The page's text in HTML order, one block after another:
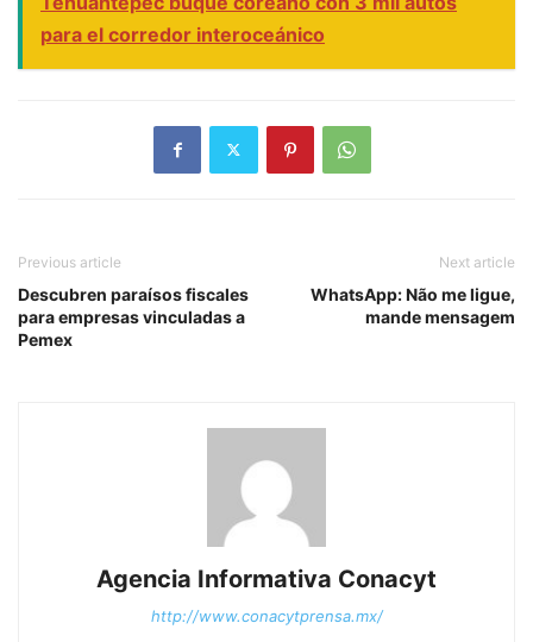
para el corredor interoceánico
Previous article
Descubren paraísos fiscales
para empresas vinculadas a
Pemex
Next article
WhatsApp: Não me ligue,
mande mensagem
Agencia Informativa Conacyt
http://www.conacytprensa.mx/